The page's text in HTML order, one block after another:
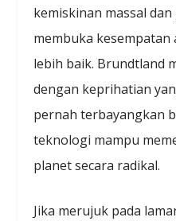
kemiskinan massal
membuka kesempatan
lebih baik. Brundtland
dengan keprihatian
pernah terbayangkan
teknologi mampu
planet secara radikal.
Jika merujuk pada